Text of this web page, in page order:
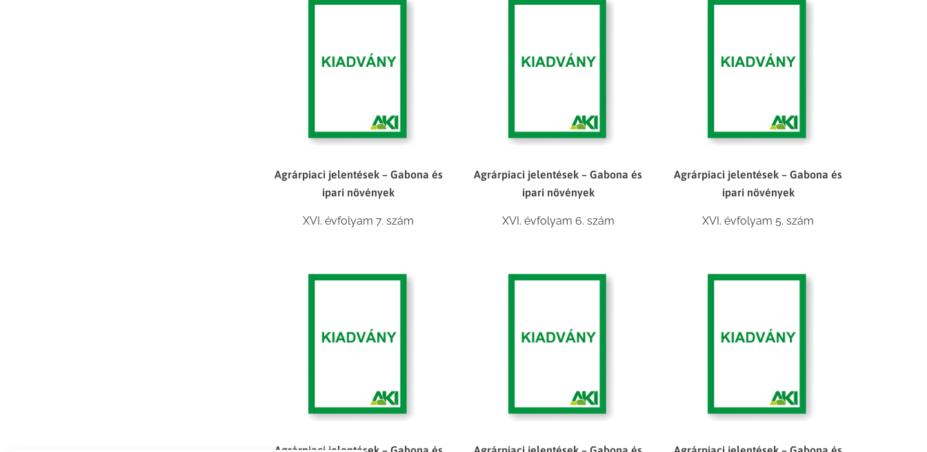
Agrárpiaci jelentések – Gabona és
ipari növények
XVI. évfolyam 7. szám
Agrárpiaci jelentések – Gabona és
ipari növények
XVI. évfolyam 6. szám
Agrárpiaci jelentések – Gabona és
ipari növények
XVI. évfolyam 5. szám